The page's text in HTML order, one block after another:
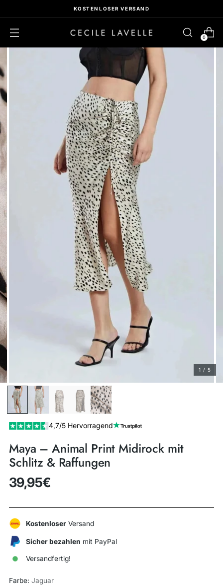
KOSTENLOSER VERSAND
0
1 / 5
4,7/5 Hervorragend
Maya – Animal Print Midirock mit
Schlitz & Raffungen
Regulärer
39,95€
Kostenloser Versand
Sicher bezahlen mit PayPal
Versandfertig!
Farbe: Jaguar